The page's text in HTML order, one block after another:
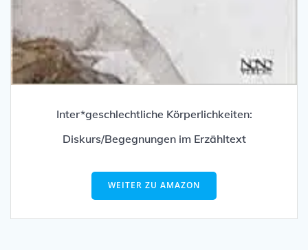
Inter*geschlechtliche Körperlichkeiten:
Diskurs/Begegnungen im Erzähltext
WEITER ZU AMAZON